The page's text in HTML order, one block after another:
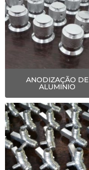
ANODIZAÇÃO DE
ALUMINIO